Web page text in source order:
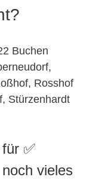
Buchen
Rosshof
Stürzenhardt
✅
vieles